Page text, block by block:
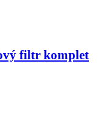
filtr komplet